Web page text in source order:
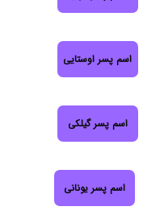
اسم پسر اوستایی
اسم پسر گیلکی
اسم پسر یونانی